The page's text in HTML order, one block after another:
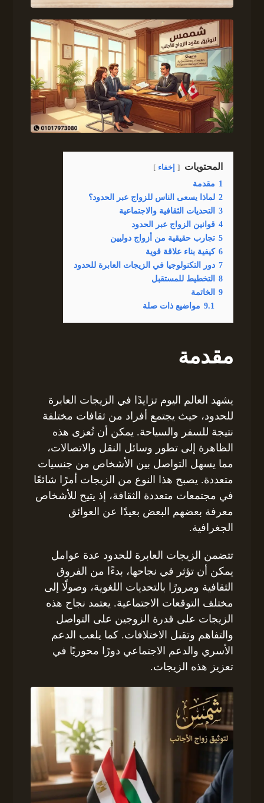
المحتويات إخفاء
1 مقدمة
2 لماذا يسعى الناس للزواج عبر الحدود؟
3
التحديات الثقافية والاجتماعية
4 قوانين الزواج عبر الحدود
5 تجارب حقيقية من أزواج دوليين
6 كيفية بناء علاقة قوية
7 دور التكنولوجيا في الزيجات العابرة للحدود
8
التخطيط للمستقبل
9
الخاتمة
9.1 مواضيع ذات صلة
مقدمة
يشهد العالم اليوم تزايدًا في الزيجات العابرة
للحدود، حيث يجتمع أفراد من ثقافات مختلفة
نتيجة للسفر والسياحة. يمكن أن تُعزى هذه
الظاهرة إلى تطور وسائل النقل والاتصالات،
مما يسهل التواصل بين الأشخاص من جنسيات
متعددة. يصبح هذا النوع من الزيجات أمرًا شائعًا
في مجتمعات متعددة الثقافة، إذ يتيح للأشخاص
معرفة بعضهم البعض بعيدًا عن العوائق
الجغرافية.
تتضمن الزيجات العابرة للحدود عدة عوامل
يمكن أن تؤثر في نجاحها، بدءًا من الفروق
الثقافية ومرورًا بالتحديات اللغوية، وصولًا إلى
مختلف التوقعات الاجتماعية. يعتمد نجاح هذه
الزيجات على قدرة الزوجين على التواصل
والتفاهم وتقبل الاختلافات. كما يلعب الدعم
الأسري والدعم الاجتماعي دورًا محوريًا في
تعزيز هذه الزيجات.